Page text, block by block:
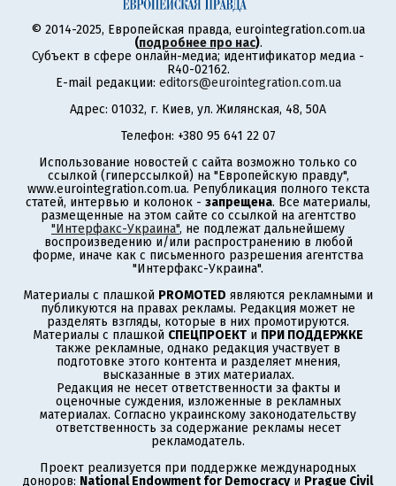
© 2014-2025, Европейская правда, eurointegration.com.ua
(подробнее про нас).
Субъект в сфере онлайн-медиа; идентификатор медиа -
R40-02162.
E-mail редакции: editors@eurointegration.com.ua
Адрес: 01032, г. Киев, ул. Жилянская, 48, 50А
Телефон: +380 95 641 22 07
Использование новостей с сайта возможно только со
ссылкой (гиперссылкой) на "Европейскую правду",
www.eurointegration.com.ua. Републикация полного текста
статей, интервью и колонок - запрещена. Все материалы,
размещенные на этом сайте со ссылкой на агентство
"Интерфакс-Украина", не подлежат дальнейшему
воспроизведению и/или распространению в любой
форме, иначе как с письменного разрешения агентства
"Интерфакс-Украина".
Материалы с плашкой PROMOTED являются рекламными и
публикуются на правах рекламы. Редакция может не
разделять взгляды, которые в них промотируются.
Материалы с плашкой СПЕЦПРОЕКТ и ПРИ ПОДДЕРЖКЕ
также рекламные, однако редакция участвует в
подготовке этого контента и разделяет мнения,
высказанные в этих материалах.
Редакция не несет ответственности за факты и
оценочные суждения, изложенные в рекламных
материалах. Согласно украинскому законодательству
ответственность за содержание рекламы несет
рекламодатель.
Проект реализуется при поддержке международных
доноров: National Endowment for Democracyи Prague Civil